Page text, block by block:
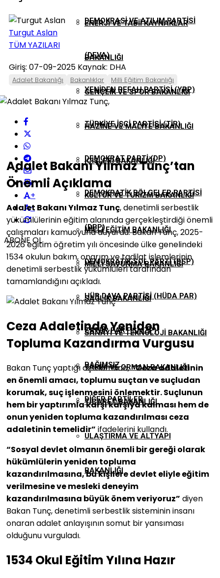
DEMOKRASI VE ATILIM PARTISI
(DEVA)
YENIDEN REFAH PARTISI (YRP)
TÜRKIYE İŞÇI PARTISI (TİP)
DEMOKRAT PARTI (DP)
DEMOKRATIK BÖLGELER PARTISI
(DBP)
DEMOKRATIK SOL PARTI (DSP)
HÜR DAVA PARTISI (HÜDA PAR)
ZAFER PARTISI (ZP)
BAĞIMSIZ
DIĞER PARTILER
ENERJI VE TABII KAYNAKLAR
BAKANLIĞI
GENÇLIK VE SPOR BAKANLIĞI
HAZINE VE MALIYE BAKANLIĞI
İÇIŞLERI BAKANLIĞI
KÜLTÜR VE TURIZM BAKANLIĞI
MILLI EĞITIM BAKANLIĞI
MILLI SAVUNMA BAKANLIĞI
SAĞLIK BAKANLIĞI
SANAYI VE TEKNOLOJI BAKANLIĞI
TARIM VE ORMAN BAKANLIĞI
TICARET BAKANLIĞI
ULAŞTIRMA VE ALTYAPI
BAKANLIĞI
Turgut Aslan
TÜM YAZILARI
Giriş: 07-09-2025 Kaynak: DHA
Adalet Bakanlığı Bakanlıklar Milli Eğitim Bakanlığı
+
-
ABONE OL
Adalet Bakanı Yılmaz Tunç’tan
Önemli Açıklama
Adalet Bakanı Yılmaz Tunç, denetimli serbestlik
yükümlülerinin eğitim alanında gerçekleştirdiği önemli
çalışmaları kamuoyuna duyurdu. Bakan Tunç, 2025-
2026 eğitim öğretim yılı öncesinde ülke genelindeki
1534 okulun bakım, onarım ve tadilat işlemlerinin
denetimli serbestlik yükümlüleri tarafından
tamamlandığını açıkladı.
Ceza Adaletinde Yeniden
Topluma Kazandırma Vurgusu
Bakan Tunç yaptığı açıklamada,“Ceza adaletinin
en önemli amacı, toplumu suçtan ve suçludan
korumak, suç işlenmesini önlemektir. Suçlunun
hem bir yaptırımla karşı karşıya kalması hem de
onun yeniden topluma kazandırılması ceza
adaletinin temelidir” ifadelerini kullandı.
“Sosyal devlet olmanın önemli bir gereği olarak
hükümlülerin yeniden topluma
kazandırılmasına, bu kişilere devlet eliyle eğitim
verilmesine ve mesleki deneyim
kazandırılmasına büyük önem veriyoruz” diyen
Bakan Tunç, denetimli serbestlik sisteminin insanı
onaran adalet anlayışının somut bir yansıması
olduğunu vurguladı.
1534 Okul Eğitim Yılına Hazır